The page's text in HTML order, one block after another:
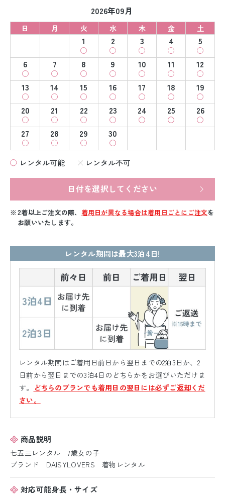
2026年09月
日 月 火 水 木 金 土
1 2 3 4
5
6
7 8 9 10 11
12
13
14 15 16 17 18
19
20
21 22 23 24 25
26
27
28 29 30
レンタル可能 レンタル不可
日付を選択してください
2着以上ご注文の際、 着用日が異なる場合は着用日ごとにご注文を
お願いいたします。
レンタル期間は最大3泊4日!
レンタル期間はご着用日前日から翌日までの2泊3日か、2
日前から翌日までの3泊4日のどちらかをお選びいただけま
す。
どちらのプランでも着用日の翌日には必ずご返却くだ
さい。
商品説明
七五三レンタル 7歳女の子
ブランド DAISYLOVERS 着物レンタル
対応可能身長・サイズ